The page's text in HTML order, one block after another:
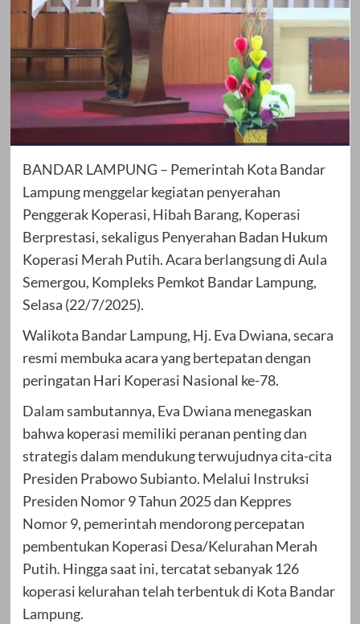
BANDAR LAMPUNG – Pemerintah Kota Bandar
Lampung menggelar kegiatan penyerahan
Penggerak Koperasi, Hibah Barang, Koperasi
Berprestasi, sekaligus Penyerahan Badan Hukum
Koperasi Merah Putih. Acara berlangsung di Aula
Semergou, Kompleks Pemkot Bandar Lampung,
Selasa (22/7/2025).
Walikota Bandar Lampung, Hj. Eva Dwiana, secara
resmi membuka acara yang bertepatan dengan
peringatan Hari Koperasi Nasional ke-78.
Dalam sambutannya, Eva Dwiana menegaskan
bahwa koperasi memiliki peranan penting dan
strategis dalam mendukung terwujudnya cita-cita
Presiden Prabowo Subianto. Melalui Instruksi
Presiden Nomor 9 Tahun 2025 dan Keppres
Nomor 9, pemerintah mendorong percepatan
pembentukan Koperasi Desa/Kelurahan Merah
Putih. Hingga saat ini, tercatat sebanyak 126
koperasi kelurahan telah terbentuk di Kota Bandar
Lampung.